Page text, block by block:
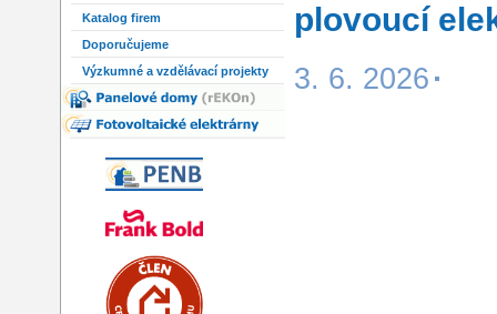
Katalog firem
Doporučujeme
Výzkumné a vzdělávací projekty
plovoucí
3. 6. 2026